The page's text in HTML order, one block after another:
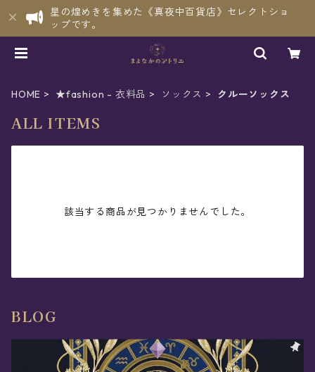
星の煌めきを集めた《真夜中百貨店》セレクトショ
ップです。
HOME ★fashion - 衣料品 ソックス クルーソックス
ALL ITEMS
該当する商品が見つかりませんでした。
BLOG